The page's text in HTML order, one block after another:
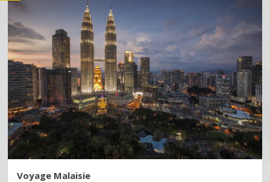
Voyage Malaisie